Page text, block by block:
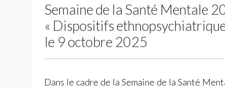
Semaine de la Santé Mentale
« Dispositifs
le 9 octobre 2025
Dans le cadre de la Semaine de la Santé